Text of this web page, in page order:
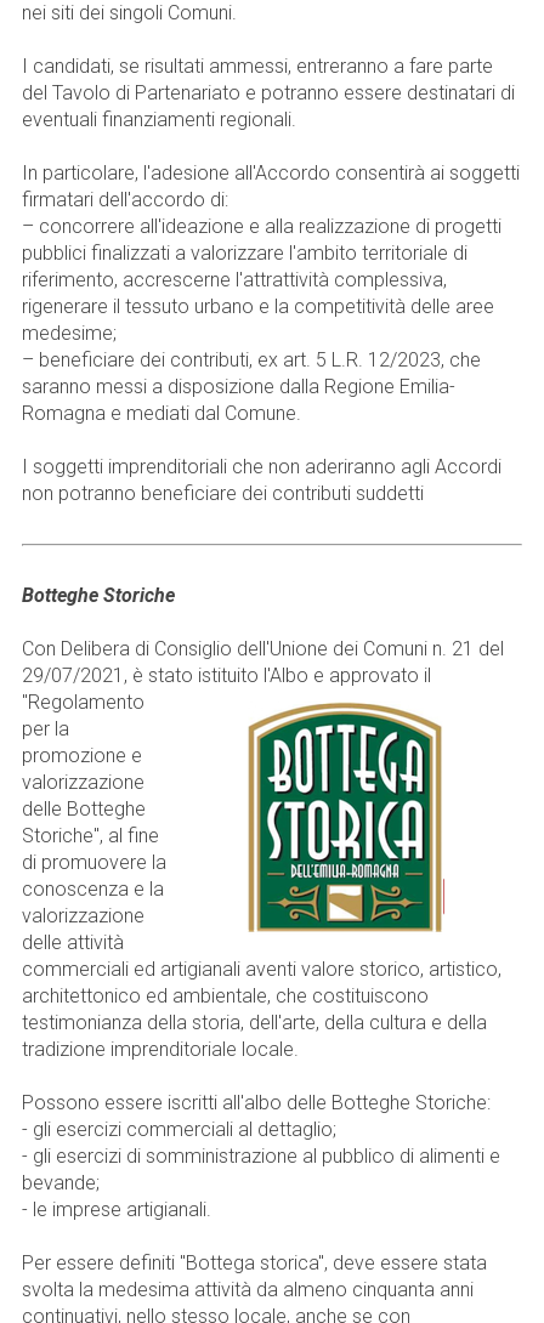
nei siti dei singoli Comuni.
I candidati, se risultati ammessi, entreranno a fare parte
del Tavolo di Partenariato e potranno essere destinatari di
eventuali finanziamenti regionali.
In particolare, l'adesione all'Accordo consentirà ai soggetti
firmatari dell'accordo di:
– concorrere all'ideazione e alla realizzazione di progetti
pubblici finalizzati a valorizzare l'ambito territoriale di
riferimento, accrescerne l'attrattività complessiva,
rigenerare il tessuto urbano e la competitività delle aree
medesime;
– beneficiare dei contributi, ex art. 5 L.R. 12/2023, che
saranno messi a disposizione dalla Regione Emilia-
Romagna e mediati dal Comune.
I soggetti imprenditoriali che non aderiranno agli Accordi
non potranno beneficiare dei contributi suddetti
Botteghe Storiche
Con Delibera di Consiglio dell'Unione dei Comuni n. 21 del
29/07/2021, è stato istituito l'Albo e approvato il
"Regolamento
per la
promozione e
valorizzazione
delle Botteghe
Storiche", al fine
di promuovere la
conoscenza e la
valorizzazione
delle attività
commerciali ed artigianali aventi valore storico, artistico,
architettonico ed ambientale, che costituiscono
testimonianza della storia, dell'arte, della cultura e della
tradizione imprenditoriale locale.
Possono essere iscritti all'albo delle Botteghe Storiche:
- gli esercizi commerciali al dettaglio;
- gli esercizi di somministrazione al pubblico di alimenti e
bevande;
- le imprese artigianali.
Per essere definiti "Bottega storica", deve essere stata
svolta la medesima attività da almeno cinquanta anni
continuativi, nello stesso locale, anche se con